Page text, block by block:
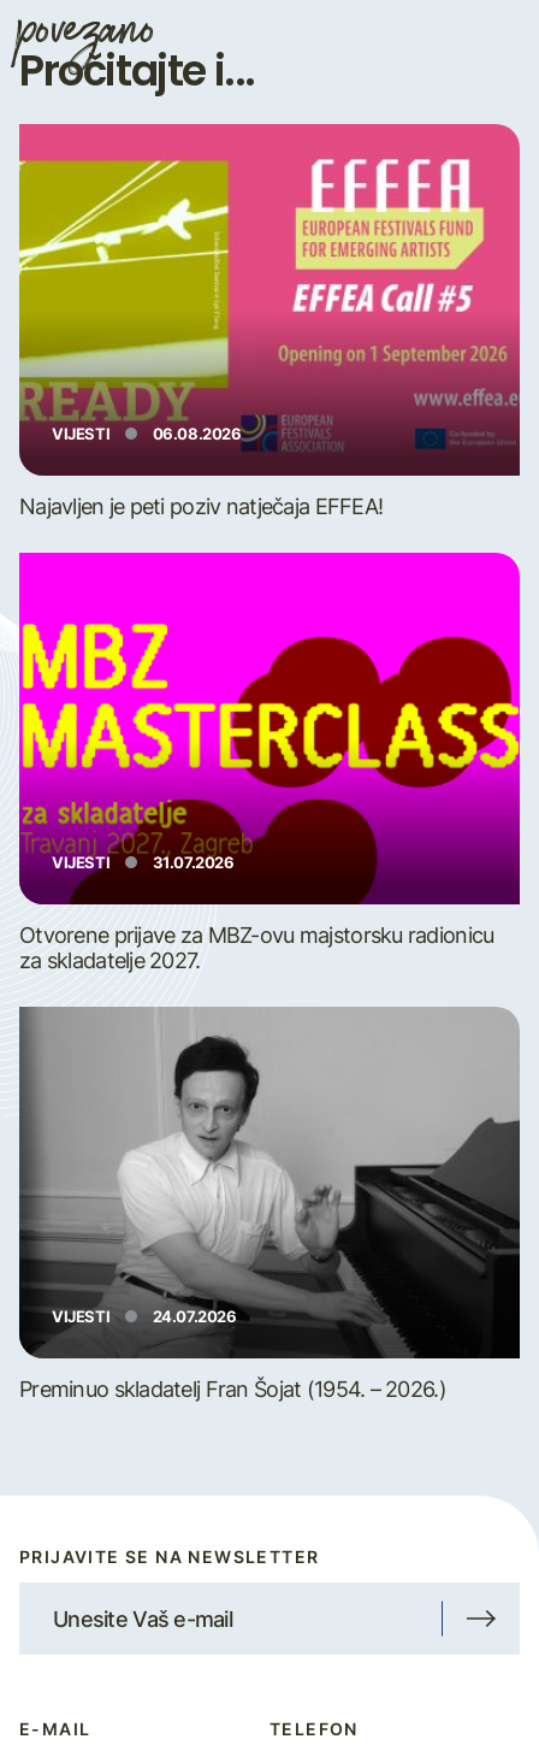
povezano
Pročitajte i...
VIJESTI 06.08.2026
Najavljen je peti poziv natječaja EFFEA!
VIJESTI 31.07.2026
Otvorene prijave za MBZ-ovu majstorsku radionicu
za skladatelje 2027.
VIJESTI 24.07.2026
Preminuo skladatelj Fran Šojat (1954. – 2026.)
PRIJAVITE SE NA NEWSLETTER
E-MAIL TELEFON